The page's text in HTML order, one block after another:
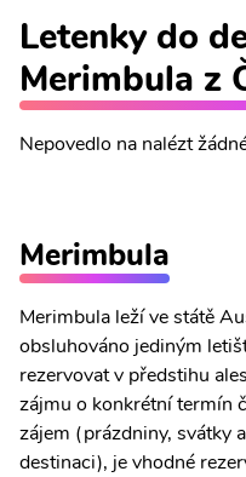
Letenky do
Merimbula z
Nepovedlo na nalézt
Merimbula
Merimbula leží ve státě
obsluhováno jediným
rezervovat v předstihu
zájmu o konkrétní termín
zájem (prázdniny, svátky
destinaci), je vhodné